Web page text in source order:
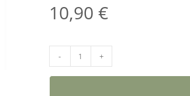
10,90 €
- +